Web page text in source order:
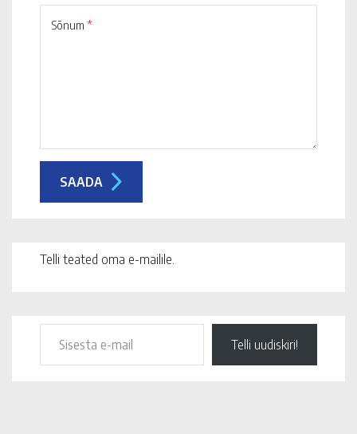
Sõnum *
Telli teated oma e-mailile.
Telli uudiskiri!